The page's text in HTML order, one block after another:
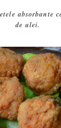
absorbante
de ulei.